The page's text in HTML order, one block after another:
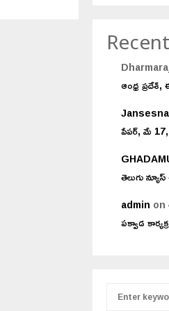
ఆంధ్ర
పేపర్, మే
తెలుగు
admin on
పక్వాడ